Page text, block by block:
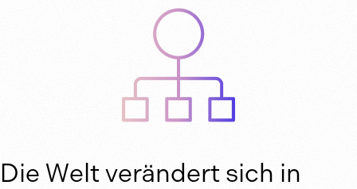
Die Welt verändert sich in